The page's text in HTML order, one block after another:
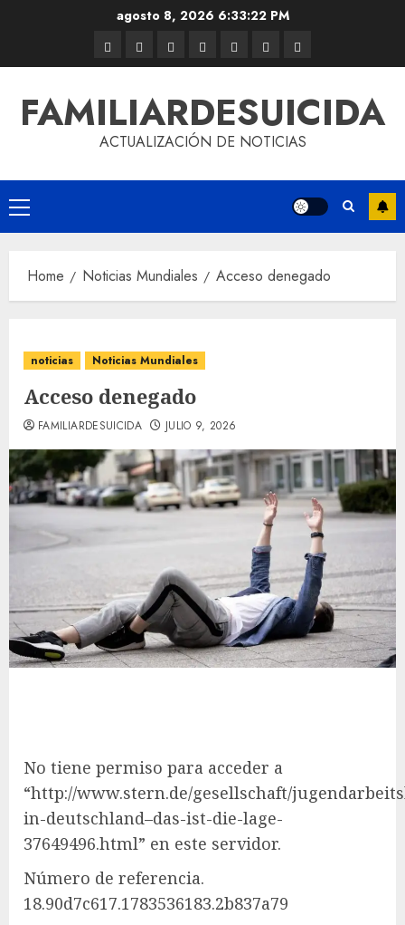
agosto 8, 2026 6:33:22 PM
FAMILIARDESUICIDA
ACTUALIZACIÓN DE NOTICIAS
Home Noticias Mundiales Acceso denegado
noticias Noticias Mundiales
Acceso denegado
FAMILIARDESUICIDA JULIO 9, 2026
No tiene permiso para acceder a
“http://www.stern.de/gesellschaft/
in-deutschland–das-ist-die-lage-
37649496.html” en este servidor.
Número de referencia.
18.90d7c617.1783536183.2b837a79